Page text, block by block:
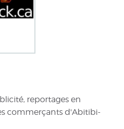
reportages en
commerçants d'Abitibi-